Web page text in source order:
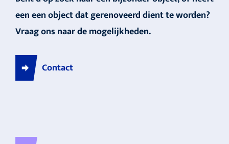
een een object dat gerenoveerd dient te worden?
Vraag ons naar de mogelijkheden.
Contact